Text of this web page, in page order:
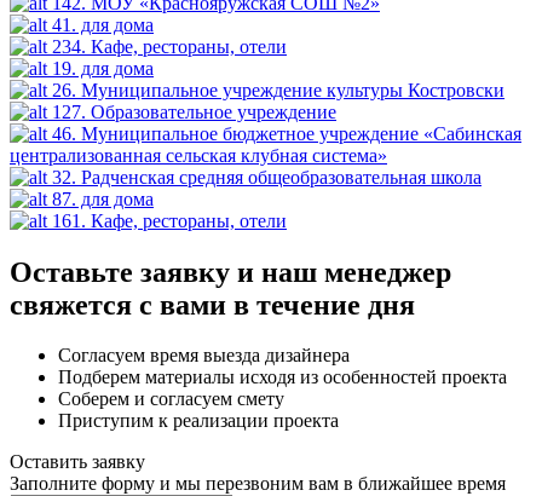
41. для дома
234. Кафе, рестораны, отели
19. для дома
26. Муниципальное учреждение культуры Костровски
127. Образовательное учреждение
46. Муниципальное бюджетное учреждение «Сабинская
централизованная сельская клубная система»
32. Радченская средняя общеобразовательная школа
87. для дома
161. Кафе, рестораны, отели
Оставьте заявку и наш менеджер
свяжется с вами в течение дня
Согласуем время выезда дизайнера
Подберем материалы исходя из особенностей проекта
Соберем и согласуем смету
Приступим к реализации проекта
Оставить заявку
Заполните форму и мы перезвоним вам в ближайшее время